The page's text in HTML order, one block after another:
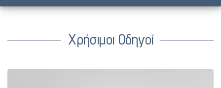
Χρήσιμοι Οδηγοί